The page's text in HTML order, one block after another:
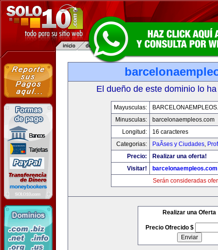
El dueño de este dominio lo
Mayusculas:
Minusculas:
barcelonaempleos.com
Longitud:
16 caracteres
Categorias:
PaÃ­ses y Ciudades,
Precio:
Realizar una oferta!
Visitar!
barcelonaempleos.com
Serán consideradas
Realizar una Oferta
Precio Ofrecido $